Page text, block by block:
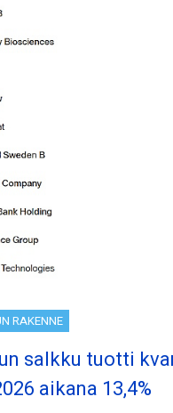
RAKENNE
salkku tuotti
aikana 13,4%